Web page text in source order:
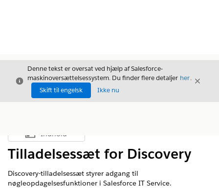
Luk
Denne tekst er oversat ved hjælp af Salesforce-
maskinoversættelsessystem. Du finder flere detaljer her.
Skift til engelsk
Ikke nu
Luk
Vis indholdsfortegnelse
Indhold
Tilladelsessæt for Discovery
Discovery-tilladelsessæt styrer adgang til
nøgleopdagelsesfunktioner i Salesforce IT Service.